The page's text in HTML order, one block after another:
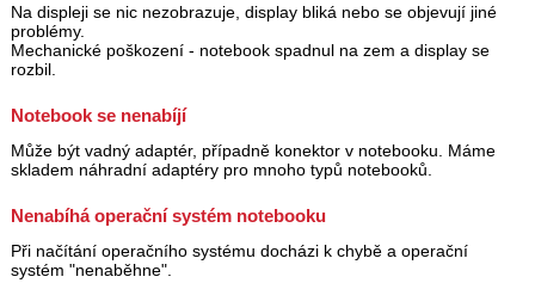
Na displeji se nic nezobrazuje, display bliká nebo se objevují jiné
problémy.
Mechanické poškození - notebook spadnul na zem a display se
rozbil.
Notebook se nenabíjí
Může být vadný adaptér, případně konektor v notebooku. Máme
skladem náhradní adaptéry pro mnoho typů notebooků.
Nenabíhá operační systém notebooku
Při načítání operačního systému docházi k chybě a operační
systém "nenaběhne".